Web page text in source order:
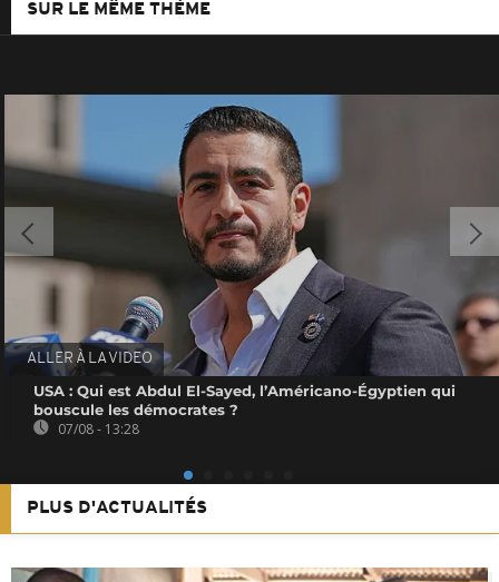
SUR LE MÊME THÈME
ALLER À LA VIDEO
USA : Qui est Abdul El-Sayed, l’Américano-Égyptien qui
bouscule les démocrates ?
07/08 - 13:28
PLUS D'ACTUALITÉS